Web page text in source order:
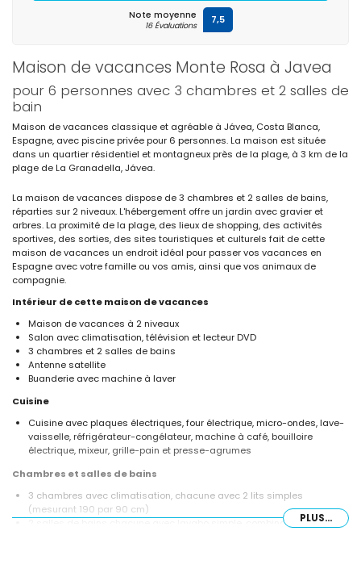
Maison de vacances Monte Rosa à Javea
pour 6 personnes avec 3 chambres et 2 salles de
bain
Maison de vacances classique et agréable à Jávea, Costa Blanca,
Espagne, avec piscine privée pour 6 personnes. La maison est située
dans un quartier résidentiel et montagneux près de la plage, à 3 km de la
plage de La Granadella, Jávea.
La maison de vacances dispose de 3 chambres et 2 salles de bains,
réparties sur 2 niveaux. L'hébergement offre un jardin avec gravier et
arbres. La proximité de la plage, des lieux de shopping, des activités
sportives, des sorties, des sites touristiques et culturels fait de cette
maison de vacances un endroit idéal pour passer vos vacances en
Espagne avec votre famille ou vos amis, ainsi que vos animaux de
compagnie.
Intérieur de cette maison de vacances
Maison de vacances à 2 niveaux
Salon avec climatisation, télévision et lecteur DVD
3 chambres et 2 salles de bains
Antenne satellite
Buanderie avec machine à laver
Cuisine
Cuisine avec plaques électriques, four électrique, micro-ondes, lave-
vaisselle, réfrigérateur-congélateur, machine à café, bouilloire
électrique, mixeur, grille-pain et presse-agrumes
Chambres et salles de bains
3 chambres avec climatisation, chacune avec 2 lits simples
(mesurant 190 par 90 cm)
2 salles de bains chacune avec lavabo simple, combinaisonPLUS...
Note moyenne
16 Évaluations 7,5